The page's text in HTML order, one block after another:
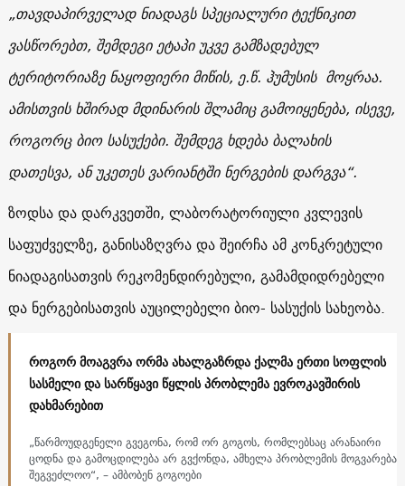
„თავდაპირველად ნიადაგს სპეციალური ტექნიკით
ვასწორებთ, შემდეგი ეტაპი უკვე გამზადებულ
ტერიტორიაზე ნაყოფიერი მიწის, ე.წ. ჰუმუსის მოყრაა.
ამისთვის ხშირად მდინარის შლამიც გამოიყენება, ისევე,
როგორც ბიო სასუქები. შემდეგ ხდება ბალახის
დათესვა, ან უკეთეს ვარიანტში ნერგების დარგვა“.
ზოდსა და დარკვეთში, ლაბორატორიული კვლევის
საფუძველზე, განისაზღვრა და შეირჩა ამ კონკრეტული
ნიადაგისათვის რეკომენდირებული, გამამდიდრებელი
და ნერგებისათვის აუცილებელი ბიო- სასუქის სახეობა.
როგორ მოაგვრა ორმა ახალგაზრდა ქალმა ერთი სოფლის
სასმელი და სარწყავი წყლის პრობლემა ევროკავშირის
დახმარებით
„წარმოუდგენელი გვეგონა, რომ ორ გოგოს, რომლებსაც არანაირი
ცოდნა და გამოცდილება არ გვქონდა, ამხელა პრობლემის მოგვარება
შეგვეძლოო“, – ამბობენ გოგოები